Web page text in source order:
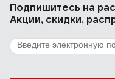
Подпишитесь на
Акции, скидки,